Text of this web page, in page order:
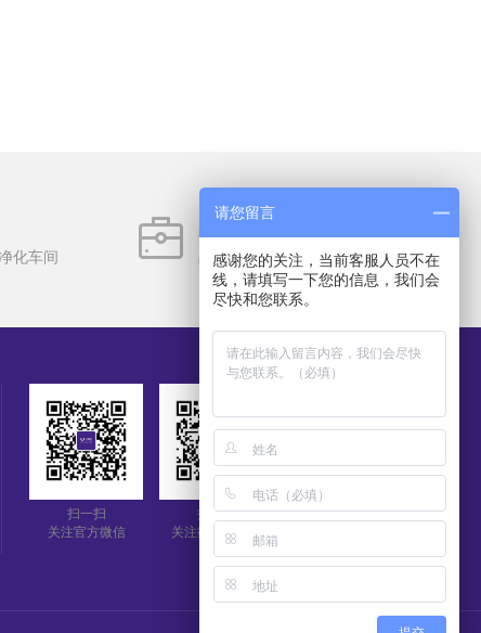
化车间
品类丰富
品类齐全6000多种，备货充足
扫一扫
关注官方微信
扫一扫
关注微信公众号
扫一扫
请您留言
感谢您的关注，当前客服人员不在
线，请填写一下您的信息，我们会
尽快和您联系。